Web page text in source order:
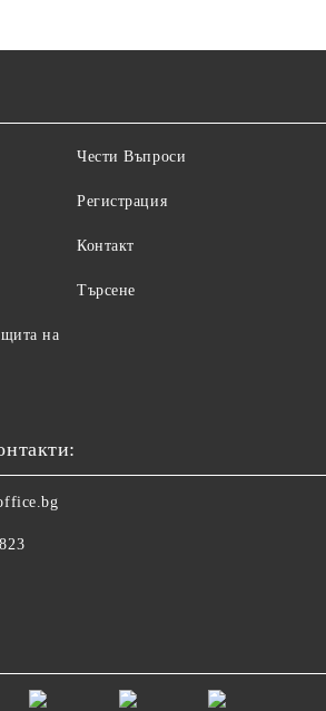
Чести Въпроси
Регистрация
Контакт
Търсене
на